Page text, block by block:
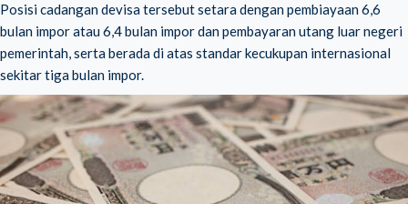
Posisi cadangan devisa tersebut setara dengan pembiayaan 6,6
bulan impor atau 6,4 bulan impor dan pembayaran utang luar negeri
pemerintah, serta berada di atas standar kecukupan internasional
sekitar tiga bulan impor.